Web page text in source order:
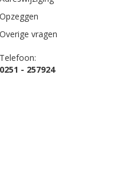
Opzeggen
Overige vragen
Telefoon:
0251 - 257924